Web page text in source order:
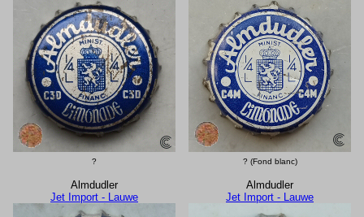
? ? (Fond blanc)
Almdudler
Jet Import - Lauwe
Almdudler
Jet Import - Lauwe